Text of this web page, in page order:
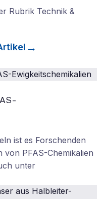
Rubrik Technik &
ist es Forschenden
von PFAS-Chemikalien
unter